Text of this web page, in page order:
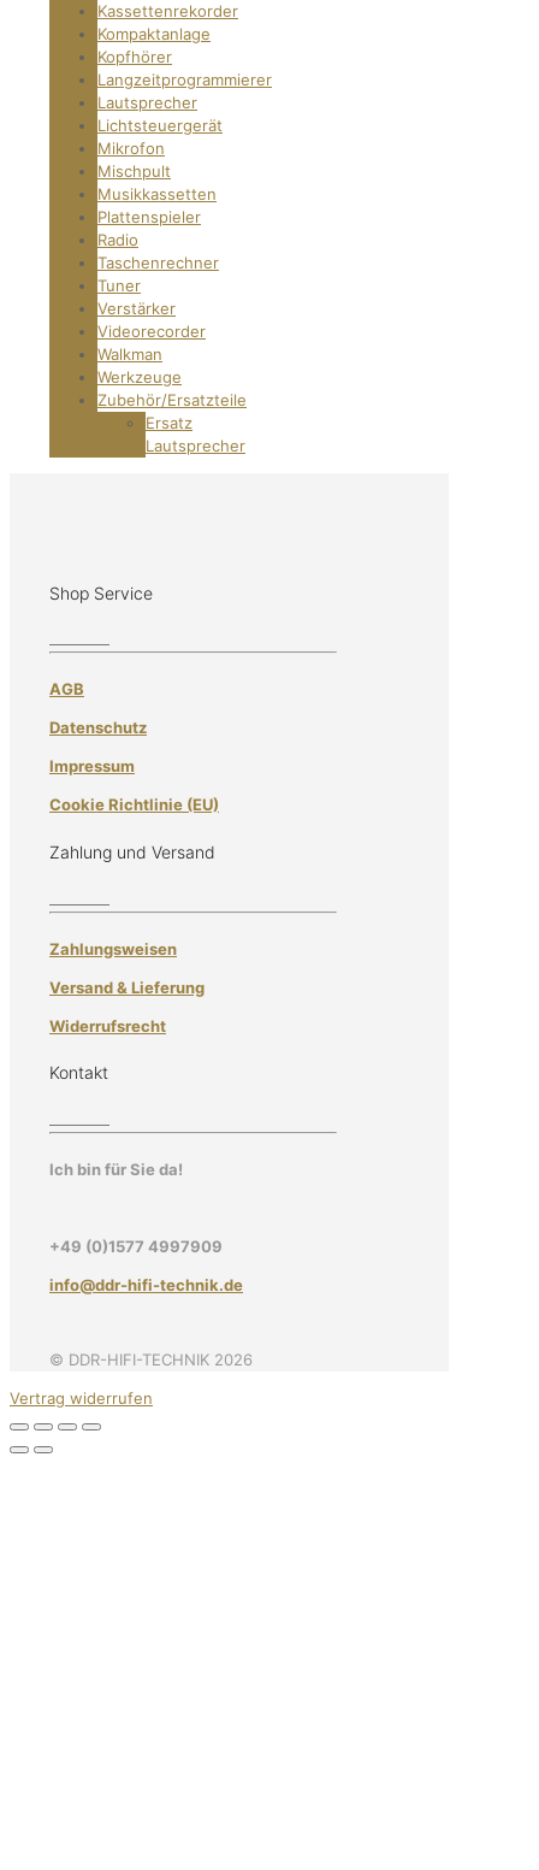
Kassettenrekorder
Kompaktanlage
Kopfhörer
Langzeitprogrammierer
Lautsprecher
Lichtsteuergerät
Mikrofon
Mischpult
Musikkassetten
Plattenspieler
Radio
Taschenrechner
Tuner
Verstärker
Videorecorder
Walkman
Werkzeuge
Zubehör/Ersatzteile
Ersatz
Lautsprecher
Shop Service
AGB
Datenschutz
Impressum
Cookie Richtlinie (EU)
Zahlung und Versand
Zahlungsweisen
Versand & Lieferung
Widerrufsrecht
Kontakt
Ich bin für Sie da!
+49 (0)1577 4997909
info@ddr-hifi-technik.de
© DDR-HIFI-TECHNIK 2026
Vertrag widerrufen